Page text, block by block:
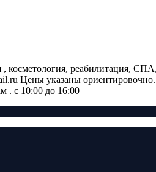
косметология, реабилитация,
Цены указаны
. с 10:00 до 16:00